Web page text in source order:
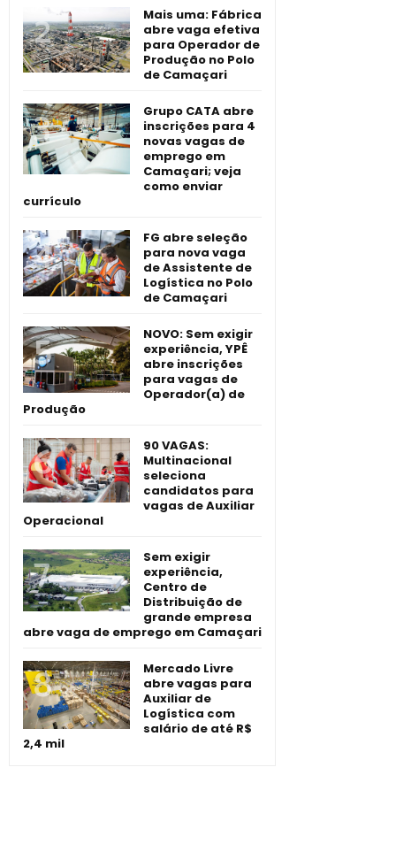
Mais uma: Fábrica
abre vaga efetiva
para Operador de
Produção no Polo
de Camaçari
Grupo CATA abre
inscrições para 4
novas vagas de
emprego em
Camaçari; veja
como enviar
currículo
FG abre seleção
para nova vaga
de Assistente de
Logística no Polo
de Camaçari
NOVO: Sem exigir
experiência, YPÊ
abre inscrições
para vagas de
Operador(a) de
Produção
90 VAGAS:
Multinacional
seleciona
candidatos para
vagas de Auxiliar
Operacional
Sem exigir
experiência,
Centro de
Distribuição de
grande empresa
abre vaga de emprego em Camaçari
Mercado Livre
abre vagas para
Auxiliar de
Logística com
salário de até R$
2,4 mil